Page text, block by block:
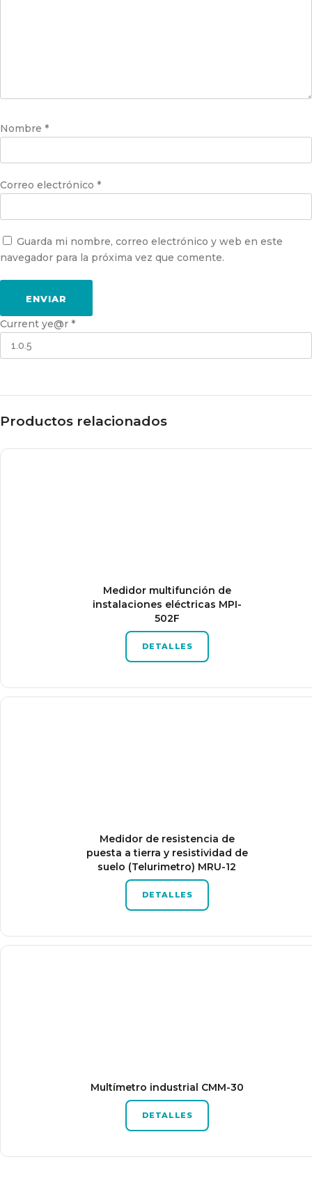
Nombre *
Correo electrónico *
Guarda mi nombre, correo electrónico y web en este
navegador para la próxima vez que comente.
Current ye@r *
Productos relacionados
Medidor multifunción de
instalaciones eléctricas MPI-
502F
DETALLES
Medidor de resistencia de
puesta a tierra y resistividad de
suelo (Telurimetro) MRU-12
DETALLES
Multímetro industrial CMM-30
DETALLES